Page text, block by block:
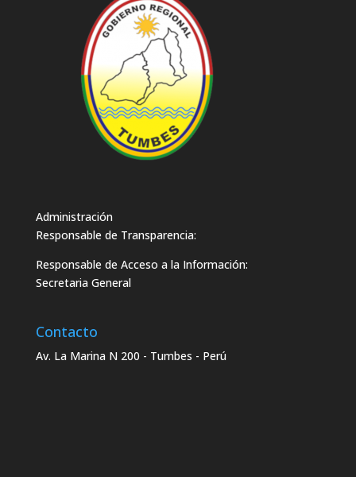
Administración
Responsable de Transparencia:
Responsable de Acceso a la Información:
Secretaria General
Contacto
Av. La Marina N 200 - Tumbes - Perú